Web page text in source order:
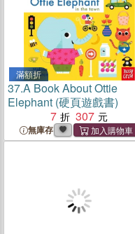
滿額折
37.A Book About Ottie
Elephant (硬頁遊戲書)
7
307
無庫存